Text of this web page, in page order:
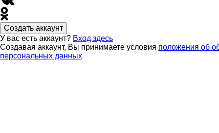
Создать аккаунт
У вас есть аккаунт? Вход здесь
Создавая аккаунт, Вы принимаете условия положения об
персональных данных